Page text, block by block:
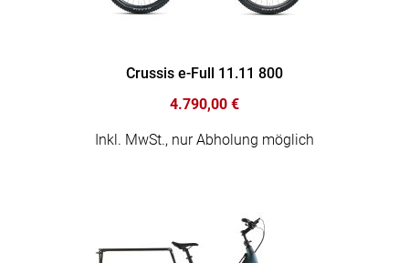
Crussis e-Full 11.11 800
4.790,00 €
Inkl. MwSt., nur Abholung möglich